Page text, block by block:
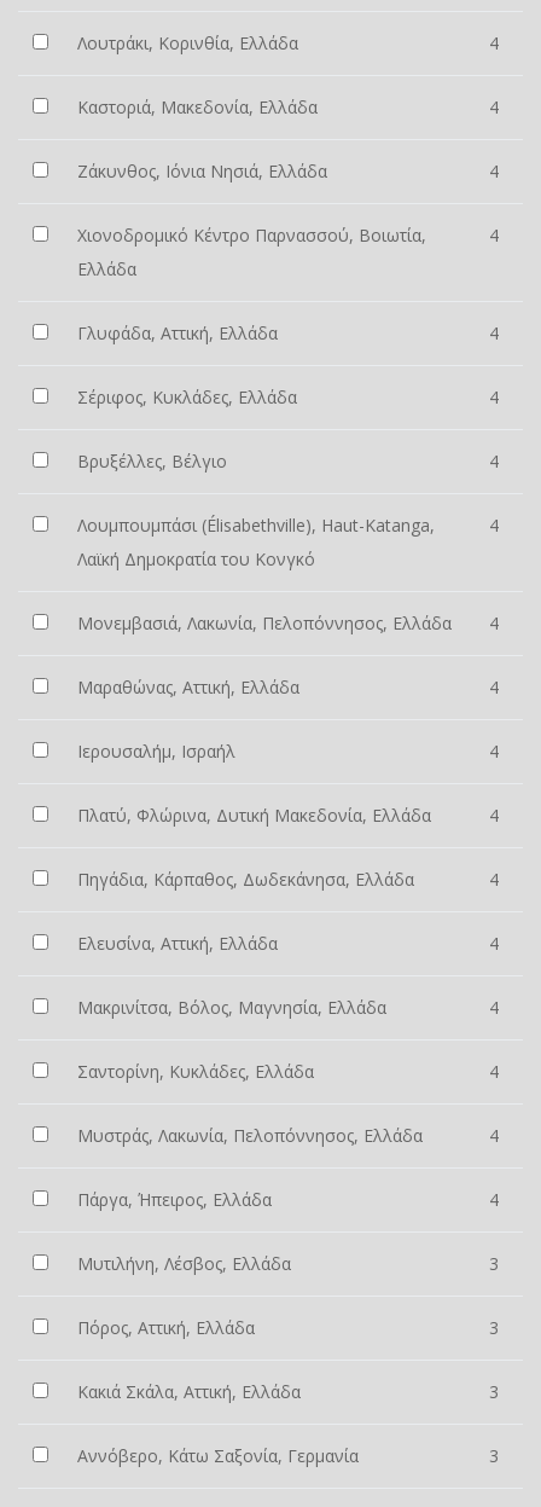
Λουτράκι, Κορινθία, Ελλάδα 4
Καστοριά, Μακεδονία, Ελλάδα 4
Ζάκυνθος, Ιόνια Νησιά, Ελλάδα 4
Χιονοδρομικό Κέντρο Παρνασσού, Βοιωτία,
Ελλάδα
4
Γλυφάδα, Αττική, Ελλάδα 4
Σέριφος, Κυκλάδες, Ελλάδα 4
Βρυξέλλες, Βέλγιο 4
Λουμπουμπάσι (Élisabethville), Haut-Katanga,
Λαϊκή Δημοκρατία του Κονγκό
4
Μονεμβασιά, Λακωνία, Πελοπόννησος, Ελλάδα 4
Μαραθώνας, Αττική, Ελλάδα 4
Ιερουσαλήμ, Ισραήλ 4
Πλατύ, Φλώρινα, Δυτική Μακεδονία, Ελλάδα 4
Πηγάδια, Κάρπαθος, Δωδεκάνησα, Ελλάδα 4
Ελευσίνα, Αττική, Ελλάδα 4
Μακρινίτσα, Βόλος, Μαγνησία, Ελλάδα 4
Σαντορίνη, Κυκλάδες, Ελλάδα 4
Μυστράς, Λακωνία, Πελοπόννησος, Ελλάδα 4
Πάργα, Ήπειρος, Ελλάδα 4
Μυτιλήνη, Λέσβος, Ελλάδα 3
Πόρος, Αττική, Ελλάδα 3
Κακιά Σκάλα, Αττική, Ελλάδα 3
Αννόβερο, Κάτω Σαξονία, Γερμανία 3